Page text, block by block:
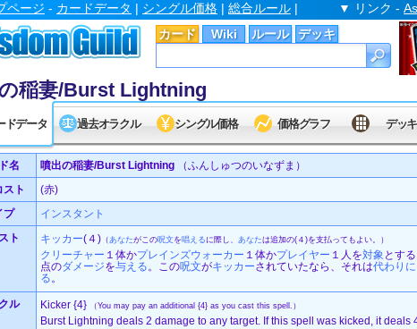
カード Wiki ルール デッキ
ページ - カードデータ | シングル価格 | 総合ルール | ▼ リンク -
稲妻/Burst Lightning
ドデータ 過去オラクル シングル価格 価格グラフ デッキ
名 噴出の稲妻/Burst Lightning （ふんしゅつのいなずま）
スト
(赤)
プ
インスタント
ト
キッカー(４) （あなたがこの呪文を唱えるに際し、 あなたは追加の(４)を支払ってもよい。）
クリーチャー １体かプレインズウォーカー １体かプレイヤー １人を対象 とす
点のダメージを与える。この呪文がキッカーされていたなら、それは代わりに
る。
ル Kicker {4} （You may pay an additional {4} as you cast this spell.）
Burst Lightning deals 2 damage to any target. If this spell was kicked, it deals